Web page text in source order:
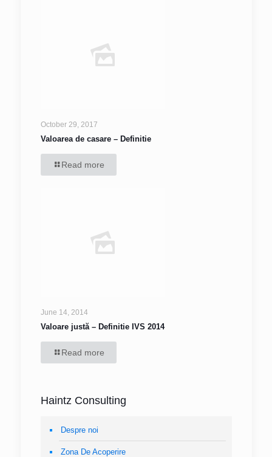
October 29, 2017
Valoarea de casare – Definitie
Read more
June 14, 2014
Valoare justă – Definitie IVS 2014
Read more
Haintz Consulting
Despre noi
Zona De Acoperire